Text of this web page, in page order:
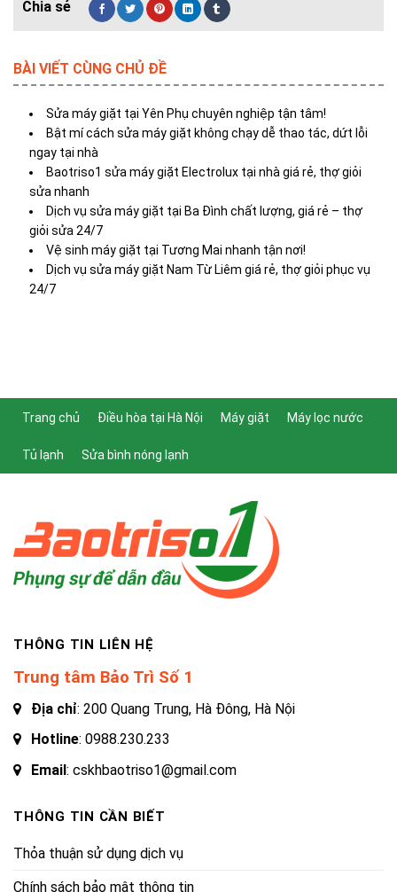
BÀI VIẾT CÙNG CHỦ ĐỀ
Sửa máy giặt tại Yên Phụ chuyên nghiệp tận tâm!
Bật mí cách sửa máy giặt không chạy dễ thao tác, dứt lỗi
ngay tại nhà
Baotriso1 sửa máy giặt Electrolux tại nhà giá rẻ, thợ giỏi
sửa nhanh
Dịch vụ sửa máy giặt tại Ba Đình chất lượng, giá rẻ – thợ
giỏi sửa 24/7
Vệ sinh máy giặt tại Tương Mai nhanh tận nơi!
Dịch vụ sửa máy giặt Nam Từ Liêm giá rẻ, thợ giỏi phục vụ
24/7
Trang chủ Điều hòa tại Hà Nội Máy giặt Máy lọc nước
Tủ lạnh Sửa bình nóng lạnh
THÔNG TIN LIÊN HỆ
Trung tâm Bảo Trì Số 1
Địa chỉ: 200 Quang Trung, Hà Đông, Hà Nội
Hotline: 0988.230.233
Email: cskhbaotriso1@gmail.com
THÔNG TIN CẦN BIẾT
Thỏa thuận sử dụng dịch vụ
Chính sách bảo mật thông tin